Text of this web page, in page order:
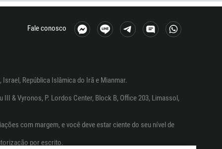
Fale conosco
República Islâmica do Irã e Mianmar.
& Vyronos, P. Lordos Center, Block B, Office 203, Limassol,
com margem, e você deve estar ciente do seu nível de
por escrito.